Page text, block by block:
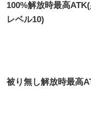
100%解放時最高
レベル10)
被り無し解放時最高